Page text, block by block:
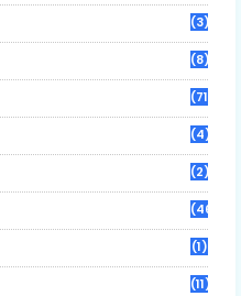
(3)
(8)
(71)
(4)
(2)
(46)
(1)
(11)